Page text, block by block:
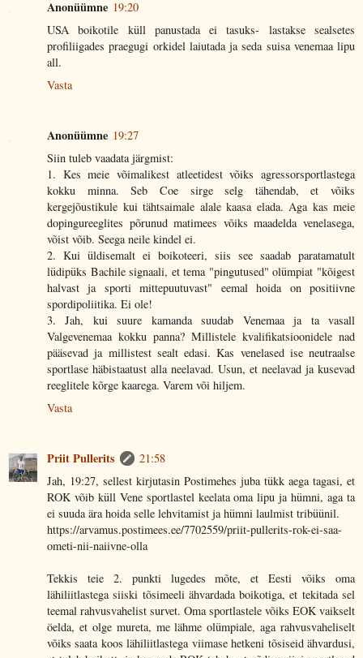
Anonüümne 19:20
USA boikotile küll panustada ei tasuks- lastakse sealsetes
profiliigades praegugi orkidel laiutada ja seda suisa venemaa lipu
all.
Vasta
Anonüümne 19:27
Siin tuleb vaadata järgmist:
1. Kes meie võimalikest atleetidest võiks agressorsportlastega
kokku minna. Seb Coe sirge selg tähendab, et võiks
kergejõustikule kui tähtsaimale alale kaasa elada. Aga kas meie
dopingureeglites põrunud matimees võiks maadelda venelasega,
võist võib. Seega neile kindel ei.
2. Kui üldisemalt ei boikoteeri, siis see saadab paratamatult
lüdipüks Bachile signaali, et tema "pingutused" olümpiat "kõigest
halvast ja sporti mittepuutuvast" eemal hoida on positiivne
spordipoliitika. Ei ole!
3. Jah, kui suure kamanda suudab Venemaa ja ta vasall
Valgevenemaa kokku panna? Millistele kvalifikatsioonidele nad
pääsevad ja millistest sealt edasi. Kas venelased ise neutraalse
sportlase häbistaatust alla neelavad. Usun, et neelavad ja kusevad
reeglitele kõrge kaarega. Varem või hiljem.
Vasta
Priit Pullerits
21:58
Jah, 19:27, sellest kirjutasin Postimehes juba tükk aega tagasi, et
ROK võib küll Vene sportlastel keelata oma lipu ja hümni, aga ta
ei suuda ära hoida selle lehvitamist ja hümni laulmist tribüünil.
https://arvamus.postimees.ee/7702559/priit-pullerits-rok-ei-saa-
ometi-nii-naiivne-olla
Tekkis teie 2. punkti lugedes mõte, et Eesti võiks oma
lähiliitlastega siiski tõsimeeli ähvardada boikotiga, et tekitada sel
teemal rahvusvahelist survet. Oma sportlastele võiks EOK vaikselt
öelda, et olge mureta, me lähme olümpiale, aga rahvusvaheliselt
võiks saata koos lähiliitlastega viimase hetkeni tõsiseid ähvardusi,